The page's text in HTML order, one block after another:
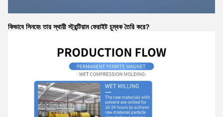
কিভাবে সিনহেং তার স্থায়ী স্ট্রন্টিয়াম ফেরাইট চুম্বক তৈরি করে?